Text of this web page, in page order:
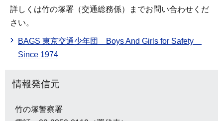
詳しくは竹の塚署（交通総務係）までお問い合わせくだ
さい。
BAGS 東京交通少年団 Boys And Girls for Safety
Since 1974
情報発信元
竹の塚警察署